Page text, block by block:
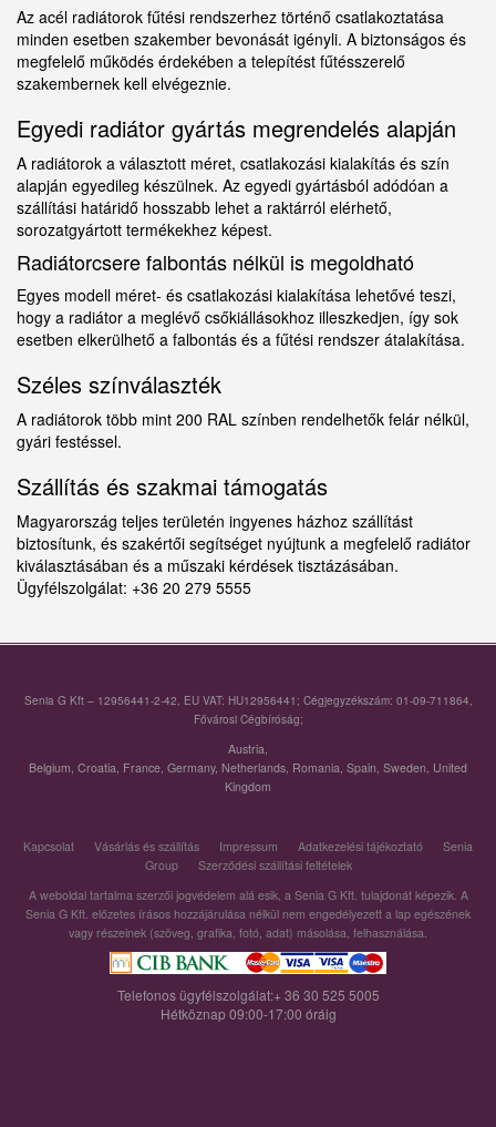
Az acél radiátorok fűtési rendszerhez történő csatlakoztatása
minden esetben szakember bevonását igényli. A biztonságos és
megfelelő működés érdekében a telepítést fűtésszerelő
szakembernek kell elvégeznie.
Egyedi radiátor gyártás megrendelés alapján
A radiátorok a választott méret, csatlakozási kialakítás és szín
alapján egyedileg készülnek. Az egyedi gyártásból adódóan a
szállítási határidő hosszabb lehet a raktárról elérhető,
sorozatgyártott termékekhez képest.
Radiátorcsere falbontás nélkül is megoldható
Egyes modell méret- és csatlakozási kialakítása lehetővé teszi,
hogy a radiátor a meglévő csőkiállásokhoz illeszkedjen, így sok
esetben elkerülhető a falbontás és a fűtési rendszer átalakítása.
Széles színválaszték
A radiátorok több mint 200 RAL színben rendelhetők felár nélkül,
gyári festéssel.
Szállítás és szakmai támogatás
Magyarország teljes területén ingyenes házhoz szállítást
biztosítunk, és szakértői segítséget nyújtunk a megfelelő radiátor
kiválasztásában és a műszaki kérdések tisztázásában.
Ügyfélszolgálat: +36 20 279 5555
Senia G Kft – 12956441-2-42, EU VAT: HU12956441; Cégjegyzékszám: 01-09-711864,
Fővárosi Cégbíróság;
Austria,
Belgium, Croatia, France, Germany, Netherlands, Romania, Spain, Sweden, United
Kingdom
Kapcsolat Vásárlás és szállítás Impressum Adatkezelési tájékoztató
Senia
Group
Szerződési szállítási feltételek
A weboldal tartalma szerzői jogvédelem alá esik, a Senia G Kft. tulajdonát képezik. A
Senia G Kft. előzetes írásos hozzájárulása nélkül nem engedélyezett a lap egészének
vagy részeinek (szöveg, grafika, fotó, adat) másolása, felhasználása.
Telefonos ügyfélszolgálat:+ 36 30 525 5005
Hétköznap 09:00-17:00 óráig